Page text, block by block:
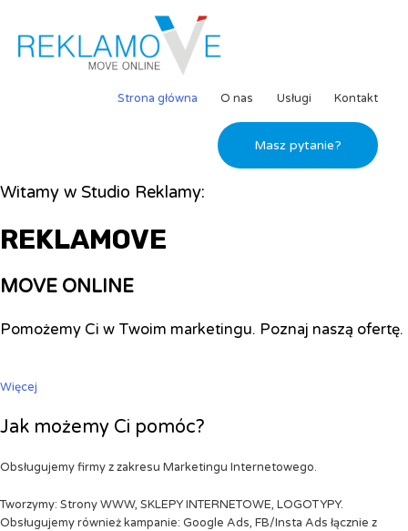
Strona główna O nas Usługi Kontakt
Masz pytanie?
Witamy w Studio Reklamy:
REKLAMOVE
MOVE ONLINE
Pomożemy Ci w Twoim marketingu. Poznaj naszą ofertę.
Więcej
Jak możemy Ci pomóc?
Obsługujemy firmy z zakresu Marketingu Internetowego.
Tworzymy: Strony WWW, SKLEPY INTERNETOWE, LOGOTYPY.
Obsługujemy również kampanie: Google Ads, FB/Insta Ads łącznie z